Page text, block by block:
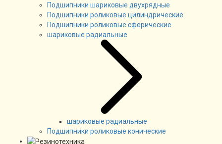
Подшипники шариковые двухрядные
Подшипники роликовые цилиндрические
Подшипники роликовые сферические
шариковые радиальные
шариковые радиальные
Подшипники роликовые конические